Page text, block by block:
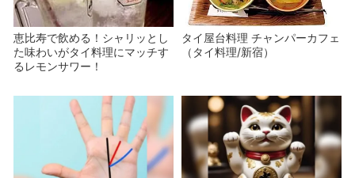
恵比寿で飲める！シャリッとし
た味わいがタイ料理にマッチす
るレモンサワー！
タイ屋台料理 チャンパーカフェ
（タイ料理/新宿）